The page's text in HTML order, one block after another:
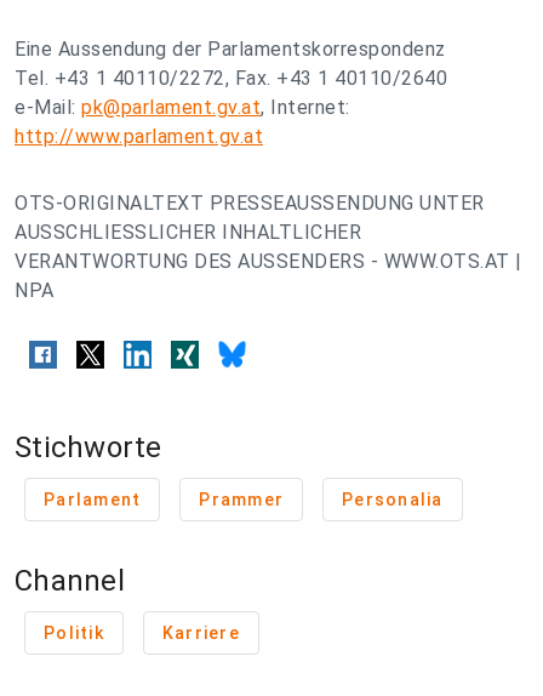
Eine Aussendung der Parlamentskorrespondenz
Tel. +43 1 40110/2272, Fax. +43 1 40110/2640
e-Mail: pk@parlament.gv.at, Internet:
http://www.parlament.gv.at
OTS-ORIGINALTEXT PRESSEAUSSENDUNG UNTER
AUSSCHLIESSLICHER INHALTLICHER
VERANTWORTUNG DES AUSSENDERS - WWW.OTS.AT |
NPA
Stichworte
Parlament Prammer Personalia
Channel
Politik Karriere